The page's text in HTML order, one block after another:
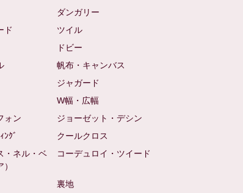
ダンガリー
ド
ツイル
ドビー
帆布・キャンバス
ジャガード
W幅・広幅
ォン
ジョーゼット・デシン
ﾝｸﾞ
クールクロス
・ネル・ベ
コーデュロイ・ツイード
裏地